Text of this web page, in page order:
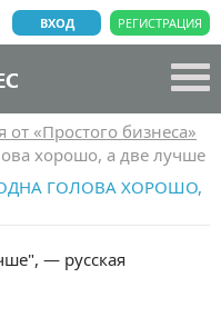
РЕГИСТРАЦИЯ
ВХОД
«Простого бизнеса»
хорошо, а две лучше
ГОЛОВА ХОРОШО,
— русская